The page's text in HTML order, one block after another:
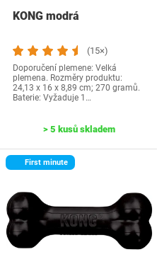
KONG modrá
(15×)
Doporučení plemene: Velká
plemena. Rozměry produktu:
24,13 x 16 x 8,89 cm; 270 gramů.
Baterie: Vyžaduje 1…
> 5 kusů skladem
First minute